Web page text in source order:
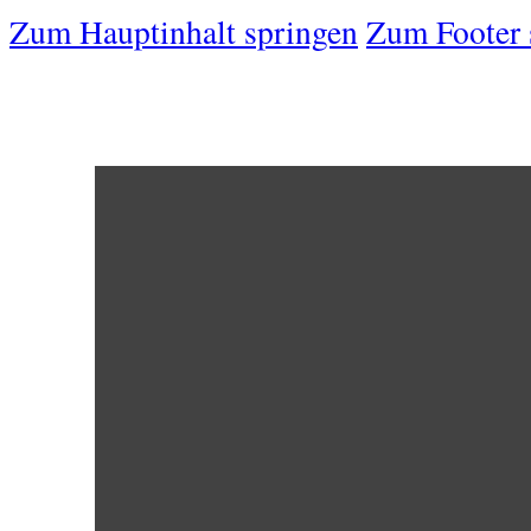
Zum Hauptinhalt springenZum Footer